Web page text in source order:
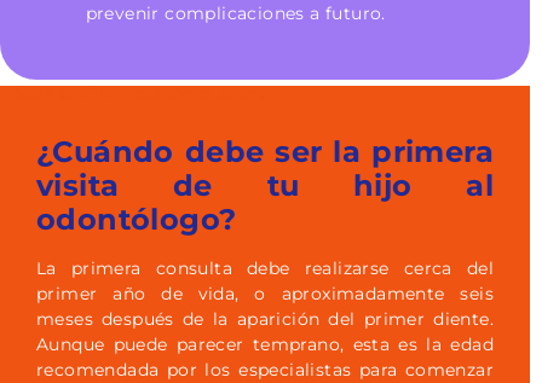
prevenir complicaciones a futuro.
¿Cuándo debe ser la primera
visita de tu hijo al
odontólogo?
La primera consulta debe realizarse cerca del
primer año de vida, o aproximadamente seis
meses después de la aparición del primer diente.
Aunque puede parecer temprano, esta es la edad
recomendada por los especialistas para comenzar